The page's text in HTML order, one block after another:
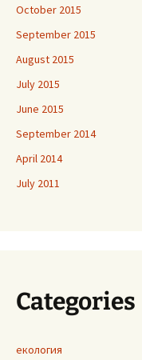
October 2015
September 2015
August 2015
July 2015
June 2015
September 2014
April 2014
July 2011
Categories
екология